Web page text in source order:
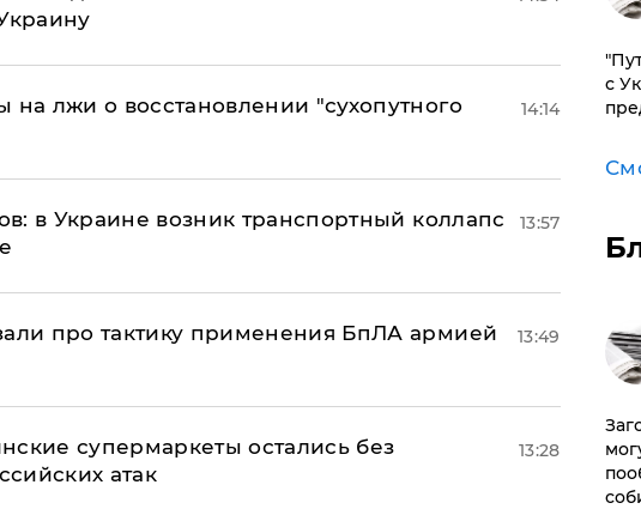
лжи о восстановлении "сухопутного
14:14
в Украине возник транспортный коллапс
13:57
про тактику применения БпЛА армией
13:49
супермаркеты остались без
атак
13:28
с